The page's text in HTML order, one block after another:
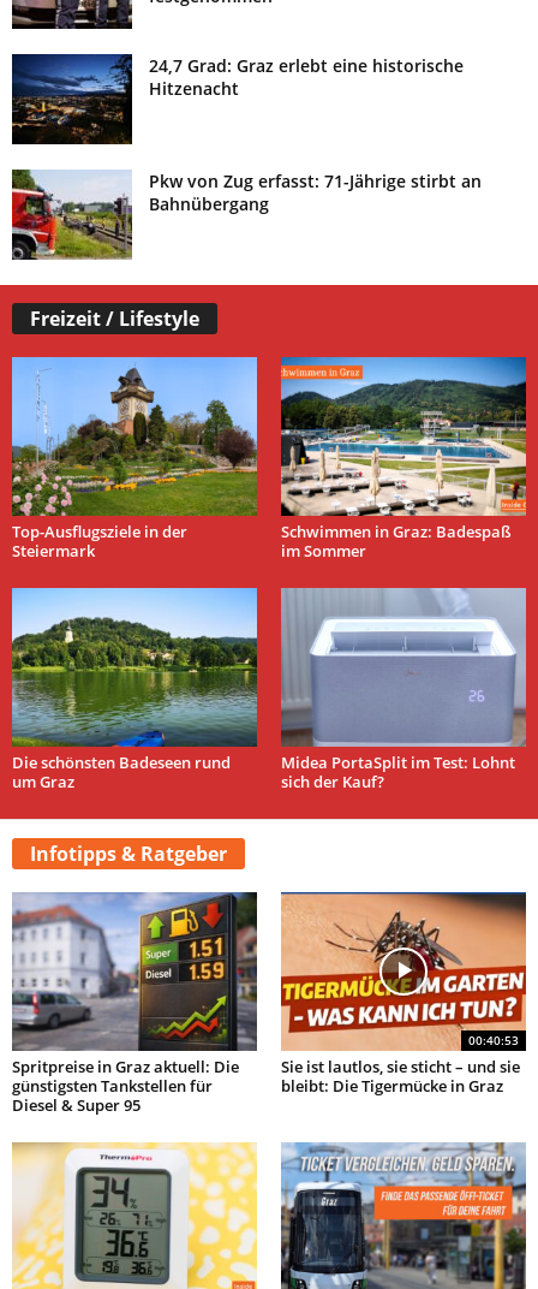
24,7 Grad: Graz erlebt eine historische
Hitzenacht
Pkw von Zug erfasst: 71-Jährige stirbt an
Bahnübergang
Freizeit / Lifestyle
Top-Ausflugsziele in der
Steiermark
Schwimmen in Graz: Badespaß
im Sommer
Die schönsten Badeseen rund
um Graz
Midea PortaSplit im Test: Lohnt
sich der Kauf?
Infotipps & Ratgeber
Spritpreise in Graz aktuell: Die
günstigsten Tankstellen für
Diesel & Super 95
00:40:53
Sie ist lautlos, sie sticht – und sie
bleibt: Die Tigermücke in Graz